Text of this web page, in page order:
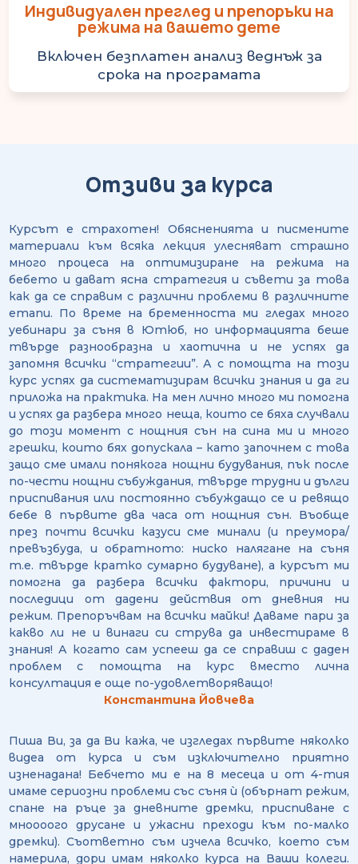
Индивидуален преглед и препоръки на
режима на вашето дете
Включен безплатен анализ веднъж за
срока на програмата
Отзиви за курса
Курсът е страхотен! Обясненията и писмените
материали към всяка лекция улесняват страшно
много процеса на оптимизиране на режима на
бебето и дават ясна стратегия и съвети за това
как да се справим с различни проблеми в различните
етапи. По време на бременноста ми гледах много
уебинари за съня в Ютюб, но информацията беше
твърде разнообразна и хаотична и не успях да
запомня всички “стратегии”. А с помощта на този
курс успях да систематизирам всички знания и да ги
приложа на практика. На мен лично много ми помогна
и успях да разбера много неща, които се бяха случвали
до този момент с нощния сън на сина ми и много
грешки, които бях допускала – като започнем с това
защо сме имали понякога нощни будувания, пък после
по-чести нощни събуждания, твърде трудни и дълги
приспивания или постоянно събуждащо се и ревящо
бебе в първите два часа от нощния сън. Въобще
през почти всички казуси сме минали (и преумора/
превъзбуда, и обратното: ниско налягане на съня
т.е. твърде кратко сумарно будуване), а курсът ми
помогна да разбера всички фактори, причини и
последици от дадени действия от дневния ни
режим. Препоръчвам на всички майки! Даваме пари за
какво ли не и винаги си струва да инвестираме в
знания! А когато сам успееш да се справиш с даден
проблем с помощта на курс вместо лична
консултация е още по-удовлетворяващо!
Константина Йовчева
Пиша Ви, за да Ви кажа, че изгледах първите няколко
видеа от курса и съм изключително приятно
изненадана! Бебчето ми е на 8 месеца и от 4-тия
имаме сериозни проблеми със съня ѝ (обърнат режим,
спане на ръце за дневните дремки, приспиване с
мноооого друсане и ужасни преходи към по-малко
дремки). Съответно съм изчела всичко, което съм
намерила, дори имам няколко курса на Ваши колеги.